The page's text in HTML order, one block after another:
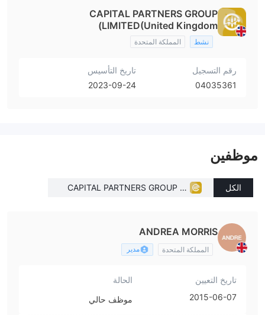
CAPITAL PARTNERS GROUP
LIMITED(United Kingdom)
نشط المملكة المتحدة
رقم التسجيل
04035361
تاريخ التأسيس
2023-09-24
موظفين
الكل
CAPITAL PARTNERS GROUP LI
ANDREA MORRIS
المملكة المتحدة مدير
تاريخ التعيين
2015-06-07
الحالة
موظف حالي